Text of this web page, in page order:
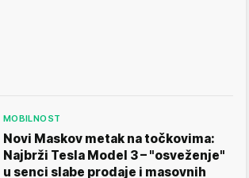
MOBILNOST
Novi Maskov metak na točkovima:
Najbrži Tesla Model 3 – "osveženje"
u senci slabe prodaje i masovnih